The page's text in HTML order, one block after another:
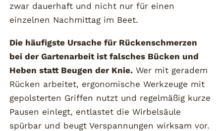
zwar dauerhaft und nicht nur für einen
einzelnen Nachmittag im Beet.
Die häufigste Ursache für Rückenschmerzen
bei der Gartenarbeit ist falsches Bücken und
Heben statt Beugen der Knie. Wer mit geradem
Rücken arbeitet, ergonomische Werkzeuge mit
gepolsterten Griffen nutzt und regelmäßig kurze
Pausen einlegt, entlastet die Wirbelsäule
spürbar und beugt Verspannungen wirksam vor.